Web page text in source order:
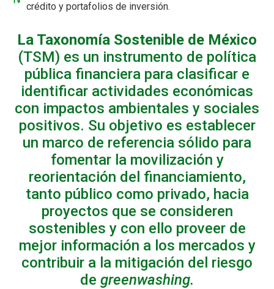
crédito y portafolios de inversión.
La Taxonomía Sostenible de México
(TSM) es un instrumento de política
pública financiera para clasificar e
identificar actividades económicas
con impactos ambientales y sociales
positivos. Su objetivo es establecer
un marco de referencia sólido para
fomentar la movilización y
reorientación del financiamiento,
tanto público como privado, hacia
proyectos que se consideren
sostenibles y con ello proveer de
mejor información a los mercados y
contribuir a la mitigación del riesgo
de greenwashing.